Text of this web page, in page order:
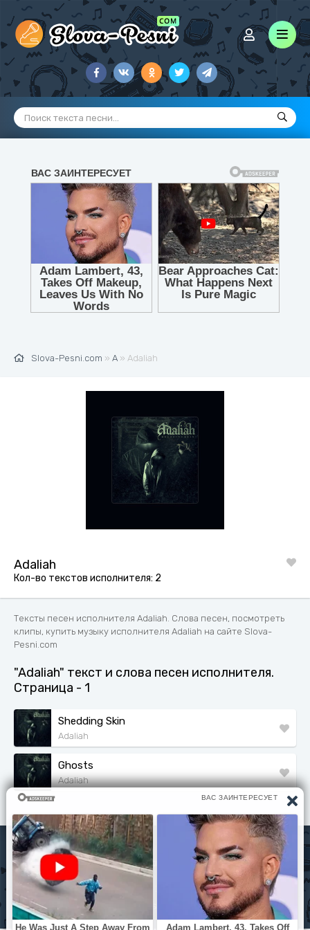
Slova-Pesni.com » A » Adaliah
Adaliah
Кол-во текстов исполнителя: 2
Тексты песен исполнителя Adaliah. Слова песен, посмотреть
клипы, купить музыку исполнителя Adaliah на сайте Slova-
Pesni.com
"Adaliah" текст и слова песен исполнителя.
Страница - 1
Shedding Skin
Adaliah
Ghosts
Adaliah
Исполнители
Политика конфиденциальности
Читать книги
© slova-pesni.com 2020 - 2026 По любым вопросам
оброащайтесь на почту
slovapesni.com@gmail.com